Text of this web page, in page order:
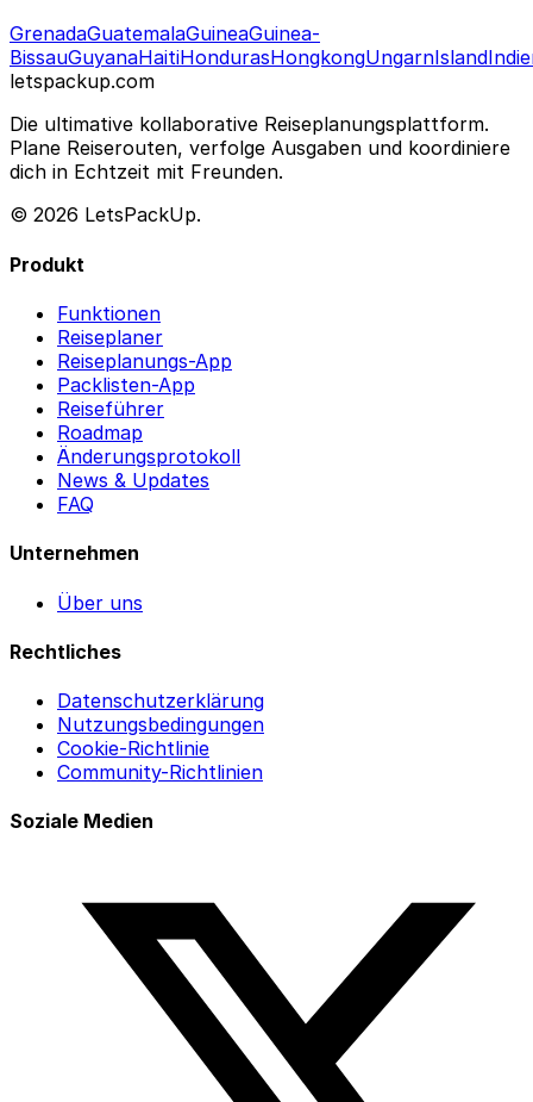
GrenadaGuatemalaGuineaGuinea-
BissauGuyanaHaitiHondurasHongkongUngarnIsland
letspackup.com
Die ultimative kollaborative Reiseplanungsplattform.
Plane Reiserouten, verfolge Ausgaben und koordiniere
dich in Echtzeit mit Freunden.
© 2026 LetsPackUp.
Produkt
Funktionen
Reiseplaner
Reiseplanungs-App
Packlisten-App
Reiseführer
Roadmap
Änderungsprotokoll
News & Updates
FAQ
Unternehmen
Über uns
Rechtliches
Datenschutzerklärung
Nutzungsbedingungen
Cookie-Richtlinie
Community-Richtlinien
Soziale Medien